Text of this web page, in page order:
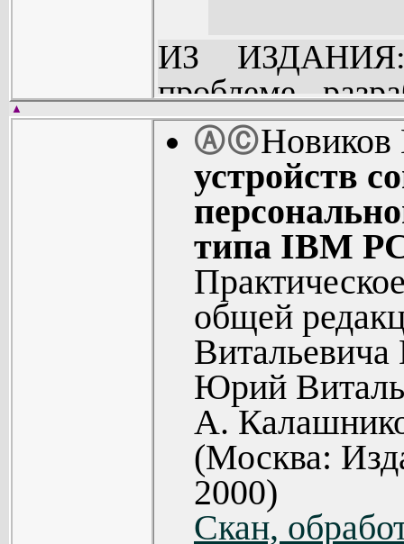
ИЗ ИЗДАНИЯ:
проблеме
программных
персональных
PC с
создании
комплексов.
данные по
Centronics,
типичные
позволяют
сопряжения в
▲
ⒶⒸ
устройств
типа IBM
общей
Юрий
А.
(Москва:
2000)
Скан,